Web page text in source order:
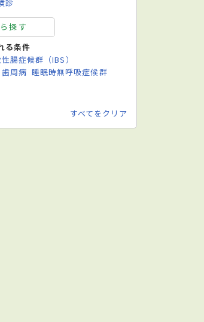
診
探す
る条件
腸症候群（IBS）
歯周病 睡眠時無呼吸症候群
すべてをクリア